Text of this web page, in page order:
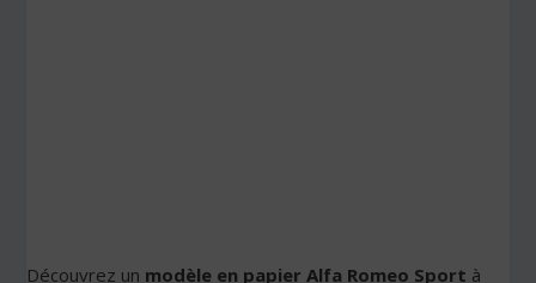
Découvrez un modèle en papier Alfa Romeo Sport à